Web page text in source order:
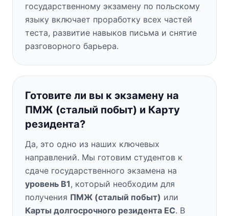
государственному экзамену по польскому
языку включает проработку всех частей
теста, развитие навыков письма и снятие
разговорного барьера.
Готовите ли вы к экзамену на
ПМЖ (сталый побыт) и Карту
резидента?
Да, это одно из наших ключевых
направлений. Мы готовим студентов к
сдаче государственного экзамена на
уровень B1, который необходим для
получения ПМЖ (сталый побыт) или
Карты долгосрочного резидента ЕС. В